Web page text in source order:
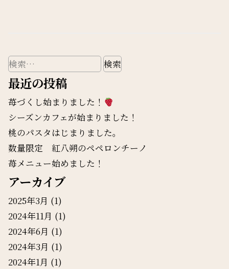
検
索:
最近の投稿
苺づくし始まりました！
シーズンカフェが始まりました！
桃のパスタはじまりました。
数量限定 紅八朔のペペロンチーノ
苺メニュー始めました！
アーカイブ
2025年3月 (1)
2024年11月 (1)
2024年6月 (1)
2024年3月 (1)
2024年1月 (1)